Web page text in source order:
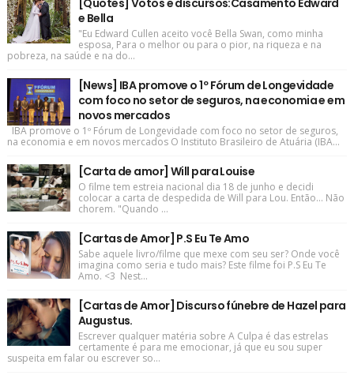
[Quotes] Votos e discursos:Casamento Edward
e Bella
"Eu Edward Cullen aceito você Bella Swan, como minha
esposa, Para o melhor ou para o pior, na riqueza e na
pobreza, na saúde e na do...
[News] IBA promove o 1º Fórum de Longevidade
com foco no setor de seguros, na economia e em
novos mercados
IBA promove o 1º Fórum de Longevidade com foco no setor de seguros,
na economia e em novos mercados O Instituto Brasileiro de Atuária (IBA...
[Carta de amor] Will para Louise
O filme tem estreia nacional dia 18 de junho e decidi
colocar a carta de despedida de Will para Lou. Então... Não
chorem. "Quando ...
[Cartas de Amor] P.S Eu Te Amo
Sabe aquele livro/filme que mexe com seu ser? Onde você
imagina como seria e tudo mais? Este filme foi P.S Eu Te
Amo. <3 Nest...
[Cartas de Amor] Discurso fúnebre de Hazel para
Augustus.
Escrever qualquer matéria sobre A Culpa é das estrelas
certamente é para me emocionar, já que eu sou super
suspeita em falar ou escrever so...